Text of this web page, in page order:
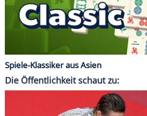
Spiele-Klassiker aus Asien
Die Öffentlichkeit schaut zu: